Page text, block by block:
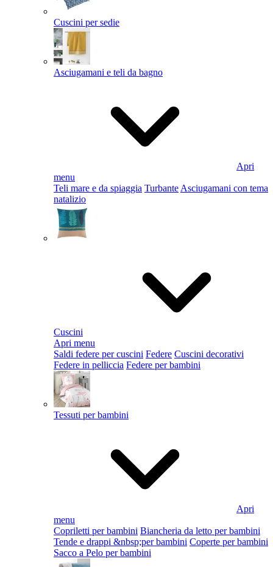
Cuscini per sedie
Asciugamani e teli da bagno
Apri
menu
Teli mare e da spiaggia Turbante Asciugamani con tema
natalizio
Cuscini
Apri menu
Saldi federe per cuscini Federe Cuscini decorativi
Federe in pelliccia Federe per bambini
Tessuti per bambini
Apri
menu
Copriletti per bambini Biancheria da letto per bambini
Tende e drappi &nbsp;per bambini Coperte per bambini
Sacco a Pelo per bambini